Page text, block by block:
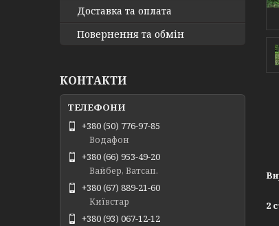
2
Доставка та оплата
Повернення та обмін
КОНТАКТИ
+380 (50) 776-97-85
Водафон
+380 (66) 953-49-20
Вайбер, Ватсап.
+380 (67) 889-21-60
Київстар
+380 (93) 067-12-12